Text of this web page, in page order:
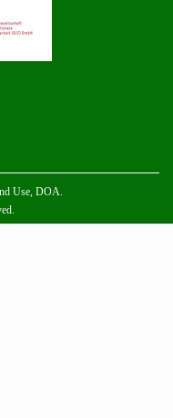
Use, DOA.